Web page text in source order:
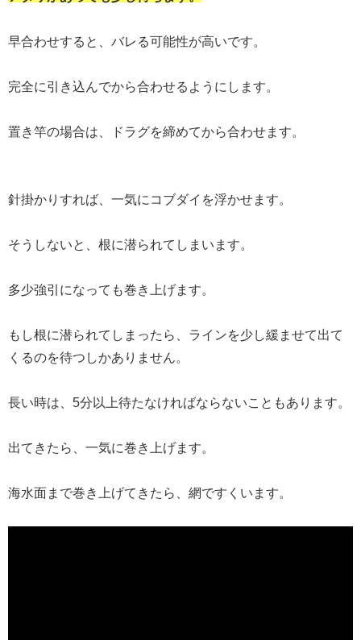
早合わせすると、バレる可能性が高いです。
完全に引き込んでから合わせるようにします。
置き竿の場合は、ドラグを締めてから合わせます。
針掛かりすれば、一気にコブダイを浮かせます。
そうしないと、根に潜られてしまいます。
多少強引になっても巻き上げます。
もし根に潜られてしまったら、ラインを少し緩ませて出て
くるのを待つしかありません。
長い時は、5分以上待たなければならないこともあります。
出てきたら、一気に巻き上げます。
海水面まで巻き上げてきたら、網ですくいます。